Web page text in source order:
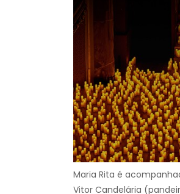
Maria Rita é
Vitor Candelária